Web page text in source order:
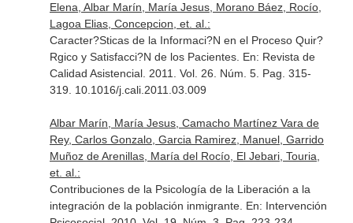
Elena, Albar Marín, María Jesus, Morano Báez, Rocío,
Lagoa Elias, Concepcion, et. al.:
Caracter?Sticas de la Informaci?N en el Proceso Quir?
Rgico y Satisfacci?N de los Pacientes. En: Revista de
Calidad Asistencial. 2011. Vol. 26. Núm. 5. Pag. 315-
319. 10.1016/j.cali.2011.03.009
Albar Marín, María Jesus, Camacho Martínez Vara de
Rey, Carlos Gonzalo, Garcia Ramirez, Manuel, Garrido
Muñoz de Arenillas, María del Rocío, El Jebari, Touria,
et. al.:
Contribuciones de la Psicología de la Liberación a la
integración de la población inmigrante. En: Intervención